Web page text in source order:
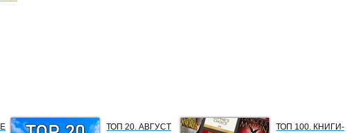
ТОП 20. АВГУСТ
ТОП 100. КНИГИ-